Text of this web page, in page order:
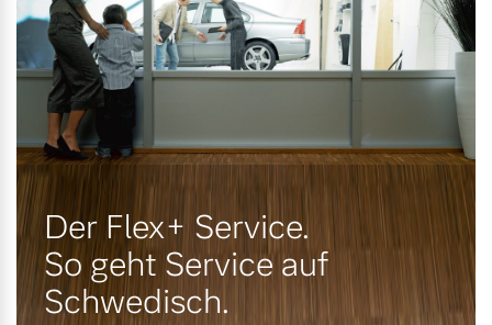
Der Flex+ Service.
So geht Service auf
Schwedisch.